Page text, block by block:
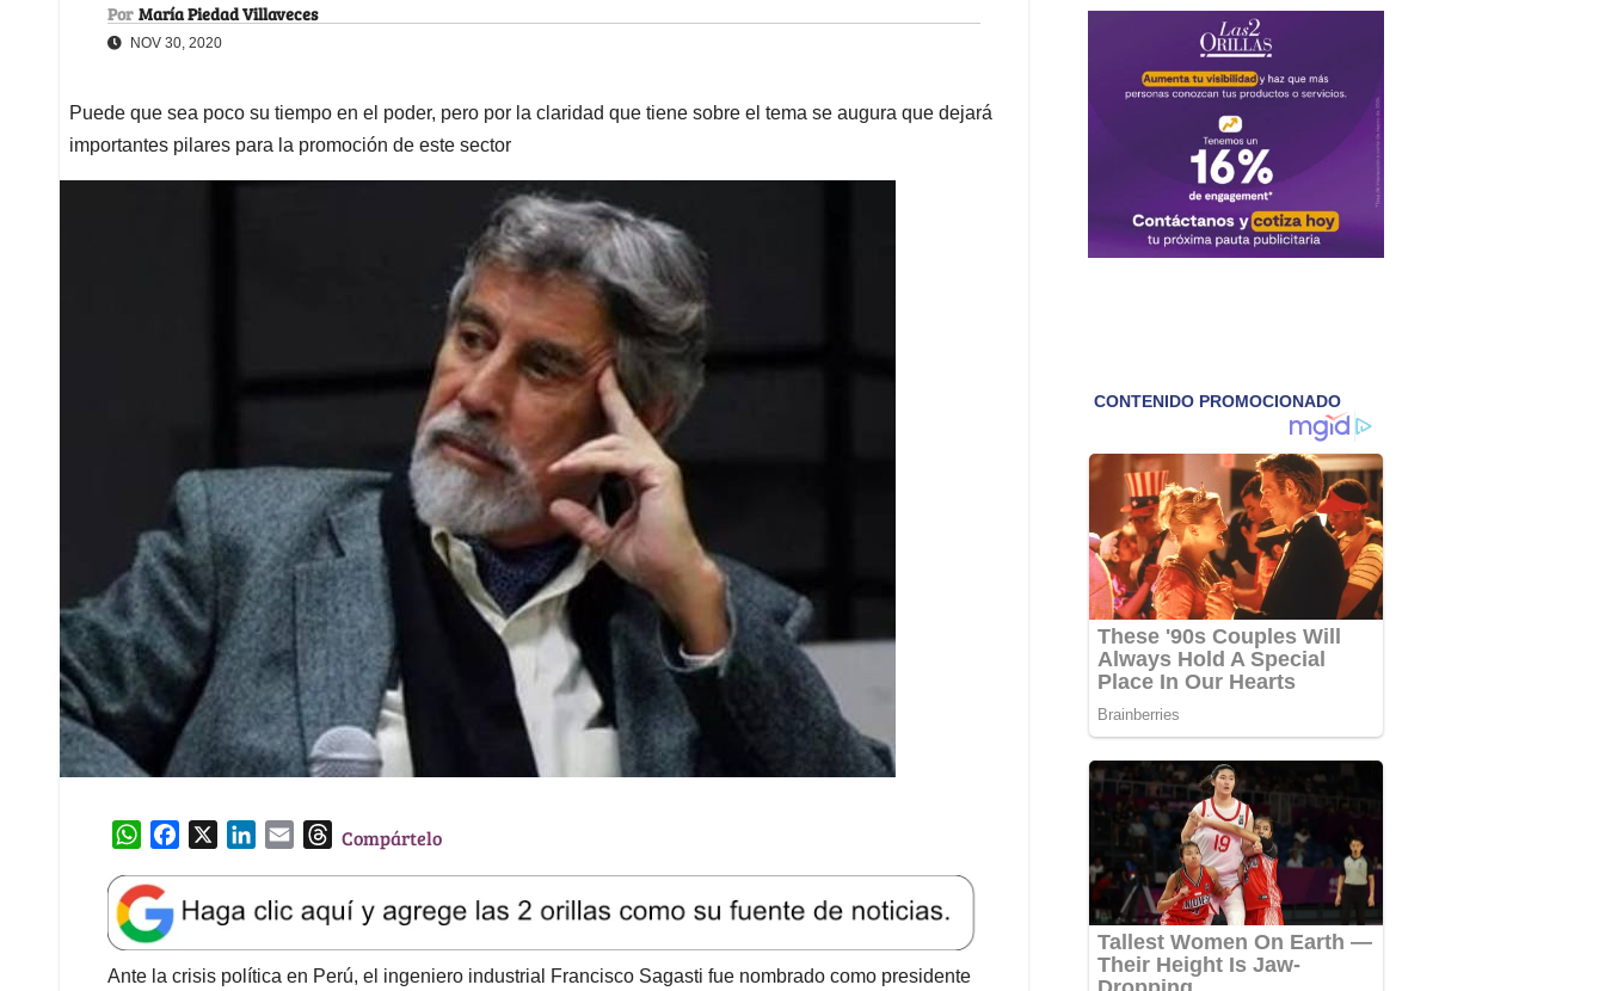
Por María Piedad Villaveces
NOV 30, 2020
Puede que sea poco su tiempo en el poder, pero por la claridad que tiene sobre el tema se augura que dejará
importantes pilares para la promoción de este sector
W
a
t
s
A
e
b
o
k
e
d
l
T
e
a
d
Compártelo
Ante la crisis política en Perú, el ingeniero industrial Francisco Sagasti fue nombrado como presidente